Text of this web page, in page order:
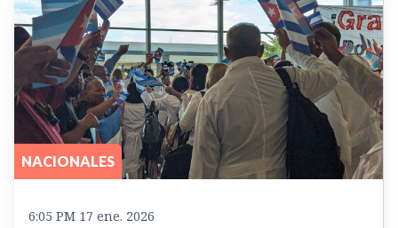
NACIONALES
6:05 PM 17 ene. 2026